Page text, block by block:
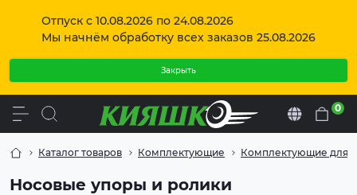
Отпуск с 10.08.2026 по 24.08.2026
Мы начнём обработку всех заказов 25.08.2026
Закрыть
Ru 0
Каталог товаров Комплектующие Комплектующие для
Носовые упоры и ролики